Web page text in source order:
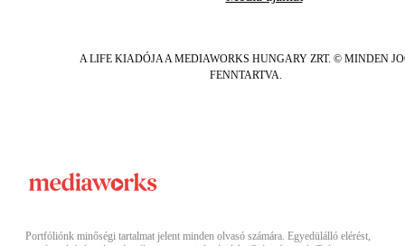
A LIFE KIADÓJA A MEDIAWORKS HUNGARY ZRT. © MINDEN
FENNTARTVA.
Portfóliónk minőségi tartalmat jelent minden olvasó számára. Egyedülálló elérést,